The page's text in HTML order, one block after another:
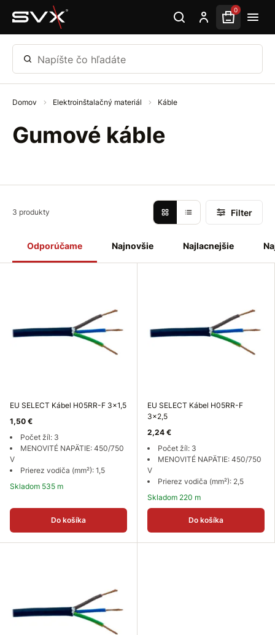
Preskočiť na hlavný obsah 0
Napíšte čo hľadáte
Domov Elektroinštalačný materiál Káble
Gumové káble
Odporúčame Najnovšie Najlacnejšie
3 produkty Filter
EU SELECT Kábel H05RR-F 3x1,5
1,50 €
Počet žíl: 3
MENOVITÉ NAPÄTIE: 450/750
V
Prierez vodiča (mm²): 1,5
Skladom 535 m
Do košíka
EU SELECT Kábel H05RR-F
3x2,5
2,24 €
Počet žíl: 3
MENOVITÉ NAPÄTIE: 450/750
V
Prierez vodiča (mm²): 2,5
Skladom 220 m
Do košíka